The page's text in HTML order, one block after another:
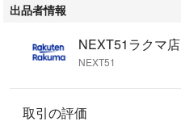
出品者情報
NEXT51ラクマ店
NEXT51
取引の評価